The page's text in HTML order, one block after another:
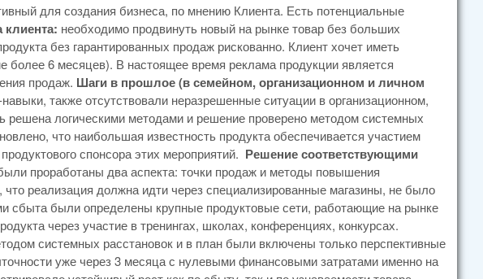
для создания бизнеса, по мнению Клиента. Есть потенциальные
клиента: необходимо продвинуть новый на рынке товар без больших
без гарантированных продаж рискованно. Клиент хочет иметь
более 6 месяцев). В настоящее время реклама продукции является
продаж. Шаги в прошлое (в семейном, организационном и личном
также отсутствовали неразрешенные ситуации в организационном,
решена логическими методами и решение проверено методом системных
что наибольшая известность продукта обеспечивается участием
спонсора этих мероприятий. Решение соответствующими
проработаны два аспекта: точки продаж и методы повышения
реализация должна идти через специализированные магазины, не было
сбыта были определены крупные продуктовые сети, работающие на рынке
через участие в тренингах, школах, конференциях, конкурсах.
системных расстановок и в план были включены только перспективные
уже через 3 месяца с нулевыми финансовыми затратами именно на